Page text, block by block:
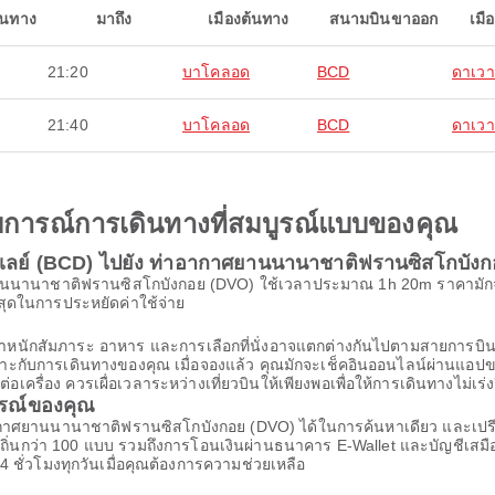
ทาง มาถึง เมืองต้นทาง สนามบินขาออก เมื
21:20 บาโคลอด BCD ดาเว
21:40 บาโคลอด BCD ดาเว
ารณ์การเดินทางที่สมบูรณ์แบบของคุณ
ย์ (BCD) ไปยัง ท่าอากาศยานนานาชาติฟรานซิสโกบังก
นานาชาติฟรานซิสโกบังกอย (DVO) ใช้เวลาประมาณ 1h 20m ราคา
ดในการประหยัดค่าใช้จ่าย
นักสัมภาระ อาหาร และการเลือกที่นั่งอาจแตกต่างกันไปตามสายการบิ
ะกับการเดินทางของคุณ เมื่อจองแล้ว คุณมักจะเช็คอินออนไลน์ผ่านแอป
รื่อง ควรเผื่อเวลาระหว่างเที่ยวบินให้เพียงพอเพื่อให้การเดินทางไม่เร่
รณ์ของคุณ
ยานนานาชาติฟรานซิสโกบังกอย (DVO) ได้ในการค้นหาเดียว และเป
กว่า 100 แบบ รวมถึงการโอนเงินผ่านธนาคาร E-Wallet และบัญชีเส
วโมงทุกวันเมื่อคุณต้องการความช่วยเหลือ